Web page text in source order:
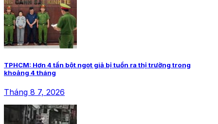
TPHCM: Hơn 4 tấn bột ngọt giả bị tuồn ra thị trường trong
khoảng 4 tháng
Tháng 8 7, 2026